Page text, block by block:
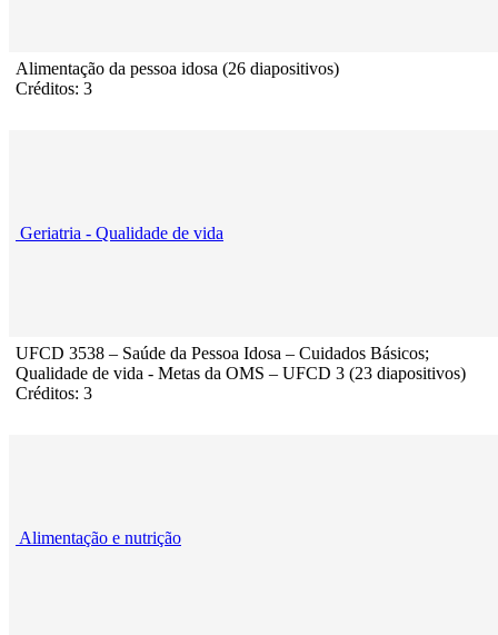
Alimentação da pessoa idosa (26 diapositivos)
Créditos: 3
Geriatria - Qualidade de vida
UFCD 3538 – Saúde da Pessoa Idosa – Cuidados Básicos;
Qualidade de vida - Metas da OMS – UFCD 3 (23 diapositivos)
Créditos: 3
Alimentação e nutrição